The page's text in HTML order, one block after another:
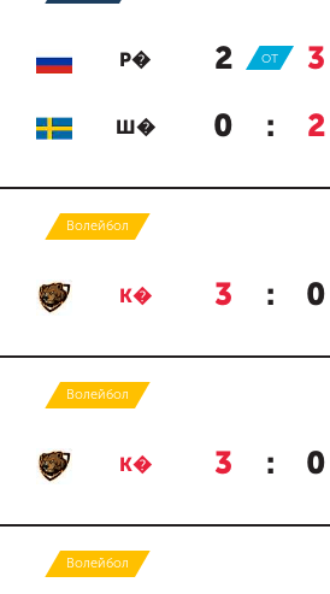
Р� 2 : 3
ОТ
Ш� 0 : 2
Волейбол
К� 3 : 0
Волейбол
К� 3 : 0
Волейбол